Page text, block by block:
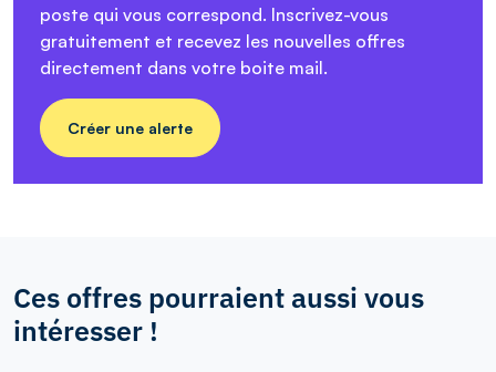
poste qui vous correspond. Inscrivez-vous
gratuitement et recevez les nouvelles offres
directement dans votre boite mail.
Créer une alerte
Ces offres pourraient aussi vous
intéresser !